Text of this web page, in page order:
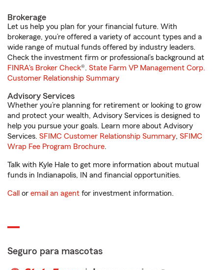
Brokerage
Let us help you plan for your financial future. With
brokerage, you’re offered a variety of account types and a
wide range of mutual funds offered by industry leaders.
Check the investment firm or professional’s background at
FINRA's Broker Check®. State Farm VP Management Corp.
Customer Relationship Summary
Advisory Services
Whether you’re planning for retirement or looking to grow
and protect your wealth, Advisory Services is designed to
help you pursue your goals. Learn more about Advisory
Services. SFIMC Customer Relationship Summary, SFIMC
Wrap Fee Program Brochure.
Talk with Kyle Hale to get more information about mutual
funds in Indianapolis, IN and financial opportunities.
Call or email an agent for investment information.
Seguro para mascotas